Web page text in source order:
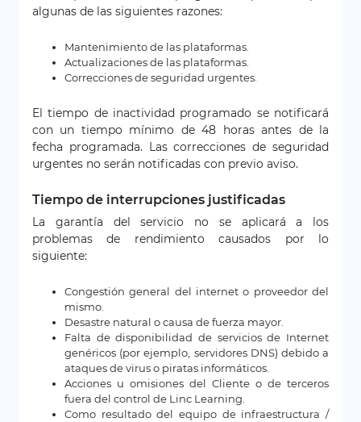
algunas de las siguientes razones:
Mantenimiento de las plataformas.
Actualizaciones de las plataformas.
Correcciones de seguridad urgentes.
El tiempo de inactividad programado se notificará
con un tiempo mínimo de 48 horas antes de la
fecha programada. Las correcciones de seguridad
urgentes no serán notificadas con previo aviso.
Tiempo de interrupciones justificadas
La garantía del servicio no se aplicará a los
problemas de rendimiento causados por lo
siguiente:
Congestión general del internet o proveedor del
mismo.
Desastre natural o causa de fuerza mayor.
Falta de disponibilidad de servicios de Internet
genéricos (por ejemplo, servidores DNS) debido a
ataques de virus o piratas informáticos.
Acciones u omisiones del Cliente o de terceros
fuera del control de Linc Learning.
Como resultado del equipo de infraestructura /